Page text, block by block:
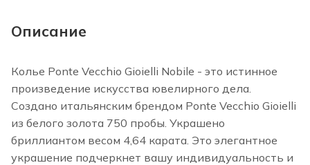
Описание
Колье Ponte Vecchio Gioielli Nobile - это истинное
произведение искусства ювелирного дела.
Создано итальянским брендом Ponte Vecchio Gioielli
из белого золота 750 пробы. Украшено
бриллиантом весом 4,64 карата. Это элегантное
украшение подчеркнет вашу индивидуальность и